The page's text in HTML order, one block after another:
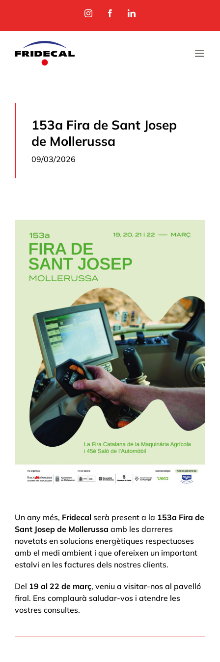
content
InstagramFacebookLinkedIn
153a Fira de Sant Josep
de Mollerussa
09/03/2026
Un any més, Fridecal serà present a la 153a Fira de
Sant Josep de Mollerussa amb les darreres
novetats en solucions energètiques respectuoses
amb el medi ambient i que ofereixen un important
estalvi en les factures dels nostres clients.
Del 19 al 22 de març, veniu a visitar-nos al pavelló
firal. Ens complaurà saludar-vos i atendre les
vostres consultes.